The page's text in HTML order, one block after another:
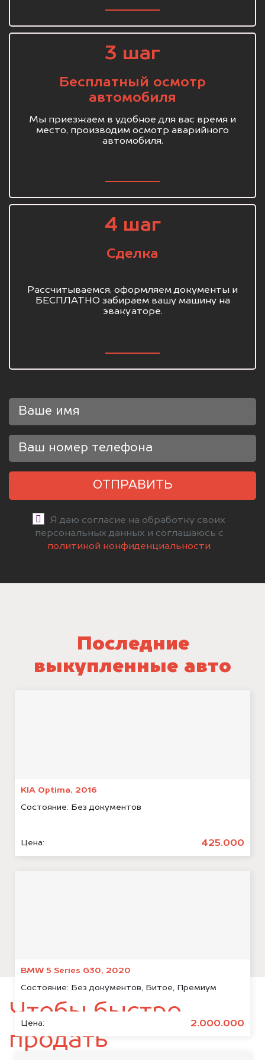
3 шаг
Бесплатный осмотр
автомобиля
Мы приезжаем в удобное для вас время и
место, производим осмотр аварийного
автомобиля.
4 шаг
Сделка
Рассчитываемся, оформляем документы и
БЕСПЛАТНО забираем вашу машину на
эвакуаторе.
ОТПРАВИТЬ
Я даю согласие на обработку своих
персональных данных и соглашаюсь с
политикой конфиденциальности
Последние
выкупленные авто
KIA Optima, 2016
Состояние: Без документов
Цена: 425.000
BMW 5 Series G30, 2020
Состояние: Без документов, Битое, Премиум
Цена: 2.000.000
Чтобы быстро
продать